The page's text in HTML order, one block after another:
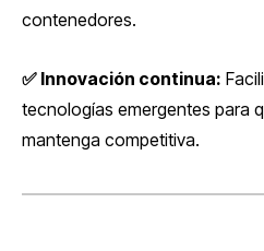
contenedores.
✅ Innovación continua:
tecnologías emergentes para
mantenga competitiva.